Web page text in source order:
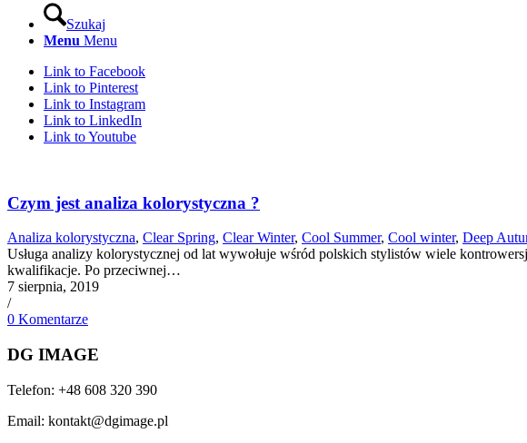
Szukaj
Menu Menu
Link to Facebook
Link to Pinterest
Link to Instagram
Link to LinkedIn
Link to Youtube
Czym jest analiza kolorystyczna ?
Analiza kolorystyczna, Clear Spring, Clear Winter, Cool Summer, Cool winter, Deep
Usługa analizy kolorystycznej od lat wywołuje wśród polskich stylistów wiele
kwalifikacje. Po przeciwnej…
7 sierpnia, 2019
/
0 Komentarze
DG IMAGE
Telefon: +48 608 320 390
Email: kontakt@dgimage.pl